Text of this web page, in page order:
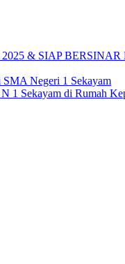
& SIAP BERSINAR
SMA Negeri 1 Sekayam
1 Sekayam di Rumah